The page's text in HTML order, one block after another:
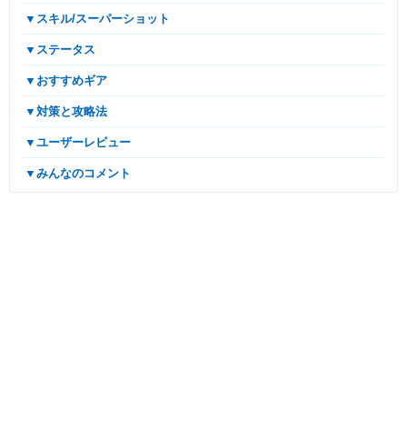
▼スキル/スーパーショット
▼ステータス
▼おすすめギア
▼対策と攻略法
▼ユーザーレビュー
▼みんなのコメント